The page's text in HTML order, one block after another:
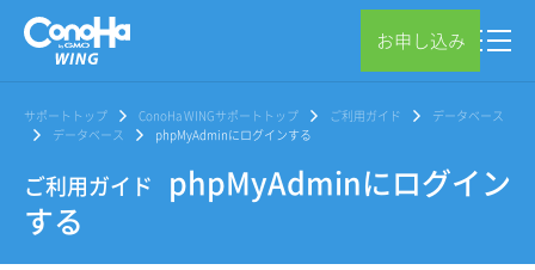
お申し込み
サポートトップ ConoHa WINGサポートトップ ご利用ガイド
データベース
データベース
phpMyAdminにログインする
ご利用ガイド
phpMyAdminにログイン
する